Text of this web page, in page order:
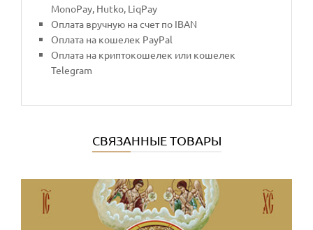
MonoPay, Hutko, LiqPay
Оплата вручную на счет по IBAN
Оплата на кошелек PayPal
Оплата на криптокошелек или кошелек
Telegram
СВЯЗАННЫЕ ТОВАРЫ